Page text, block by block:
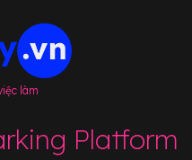
làm
Platform